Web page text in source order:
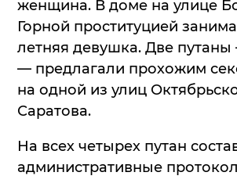
женщина. В доме на улице
Горной проституцией
летняя девушка. Две путаны
— предлагали прохожим
на одной из улиц
Саратова.
На всех четырех путан
административные